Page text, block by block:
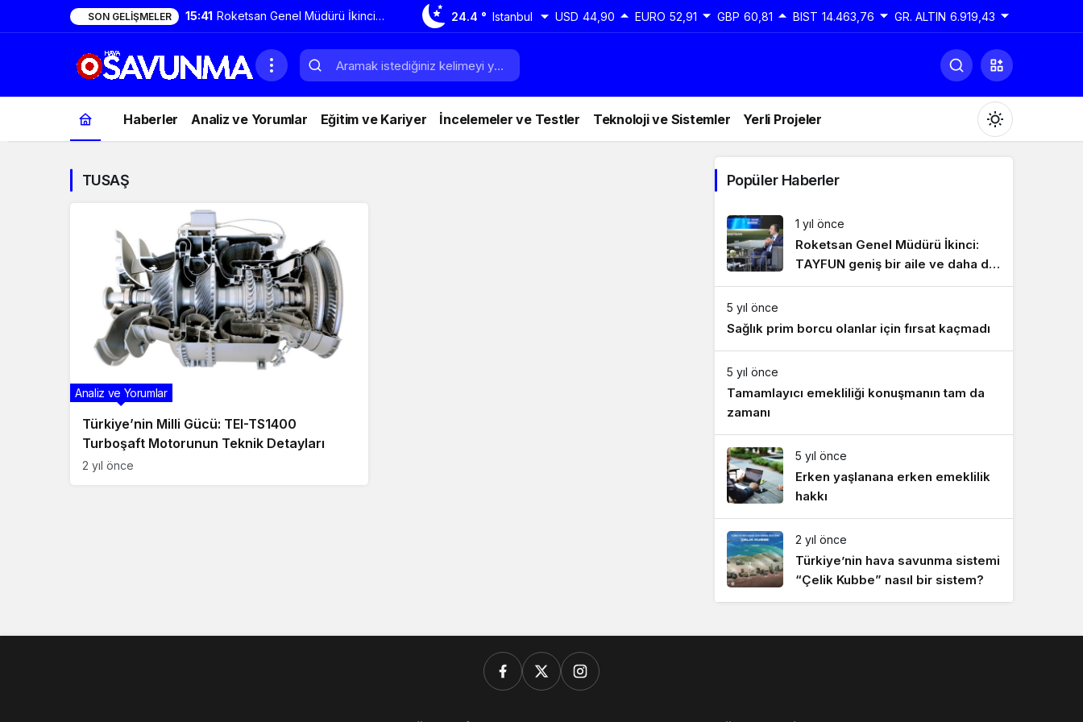
SON GELIŞMELER 15:41 Roketsan Genel Müdürü İkinci:
TAYFUN geniş bir aile ve daha
da genişleyecek
24.4 ° Istanbul USD 44,90 EURO 52,91 GBP 60,81 BIST 14.463,76 GR. ALTIN 6.919,43
Haberler Analiz ve Yorumlar Eğitim ve Kariyer İncelemeler ve Testler Teknoloji ve Sistemler Yerli Projeler
Gündüz Modu
Gündüz modunu seçin.
Gece modunu seçin.
Sistem modunu seçin.
TUSAŞ
Türkiye’nin Milli Gücü: TEI-TS1400
Turboşaft Motorunun Teknik Detayları
Analiz ve Yorumlar
2 yıl önce
Popüler Haberler
1 yıl önce
Roketsan Genel Müdürü İkinci:
TAYFUN geniş bir aile ve daha da
genişleyecek
5 yıl önce
Sağlık prim borcu olanlar için fırsat kaçmadı
5 yıl önce
Tamamlayıcı emekliliği konuşmanın tam da
zamanı
5 yıl önce
Erken yaşlanana erken emeklilik
hakkı
2 yıl önce
Türkiye’nin hava savunma sistemi
“Çelik Kubbe” nasıl bir sistem?